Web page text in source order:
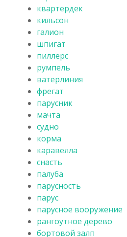
квартердек
кильсон
галион
шпигат
пиллерс
румпель
ватерлиния
фрегат
парусник
мачта
судно
корма
каравелла
снасть
палуба
парусность
парус
парусное вооружение
рангоутное дерево
бортовой залп